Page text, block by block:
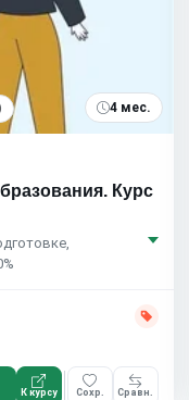
4 мес.
Курс
К курсу Сохр. Сравн.